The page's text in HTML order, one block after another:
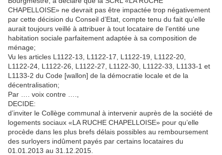
CHAPELLOISE» ne devrait pas être impactée trop négativement
par cette décision du Conseil d’Etat, compte tenu du fait qu’elle
aurait toujours veillé à attribuer à tout locataire de l’entité une
habitation sociale parfaitement adaptée à sa composition de
ménage;
Vu les articles L1122‑13, L1122‑17, L1122‑19, L1122‑20,
L1122‑24, L1122‑26, L1122‑27, L1122‑30, L1122‑33, L1133-1 et
L1133-2 du Code [wallon] de la démocratie locale et de la
décentralisation;
Par …. voix contre ….,
DECIDE:
d’inviter le Collège communal à intervenir auprès de la société de
logements sociaux «LA RUCHE CHAPELLOISE» pour qu’elle
procède dans les plus brefs délais possibles au remboursement
des surloyers indûment payés par certains locataires du
01.01.2013 au 31.12.2015.